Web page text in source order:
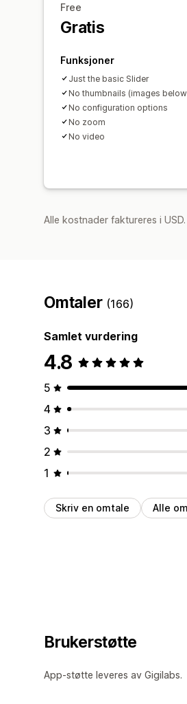
Free
Gratis
Funksjoner
Just the basic Slider
No thumbnails (images
No configuration options
No zoom
No video
Alle kostnader faktureres i
Omtaler (166)
Samlet vurdering
4.8
5
4
3
2
1
Skriv en omtale Alle
Brukerstøtte
App-støtte leveres av Gigilabs.